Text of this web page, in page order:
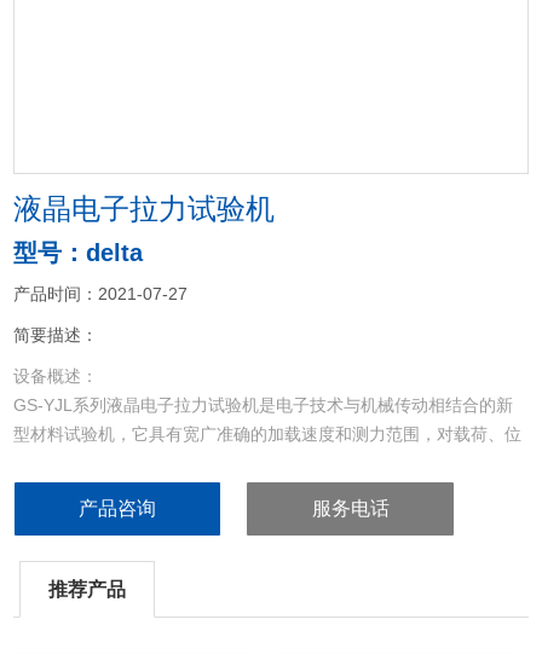
液晶电子拉力试验机
型号：delta
产品时间：2021-07-27
简要描述：
设备概述：
GS-YJL系列液晶电子拉力试验机是电子技术与机械传动相结合的新
型材料试验机，它具有宽广准确的加载速度和测力范围，对载荷、位
产品咨询 服务电话
推荐产品